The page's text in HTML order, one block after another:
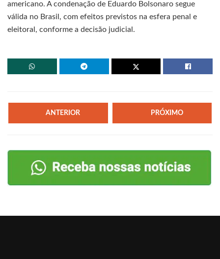
americano. A condenação de Eduardo Bolsonaro segue
válida no Brasil, com efeitos previstos na esfera penal e
eleitoral, conforme a decisão judicial.
ANTERIOR PRÓXIMO